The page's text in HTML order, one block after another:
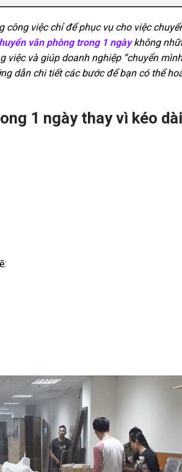
việc chỉ để phục vụ cho việc
văn phòng trong 1 ngàykhông
và giúp doanh nghiệp “chuyển
dẫn chi tiết các bước để bạn có thể
1 ngày thay vì kéo